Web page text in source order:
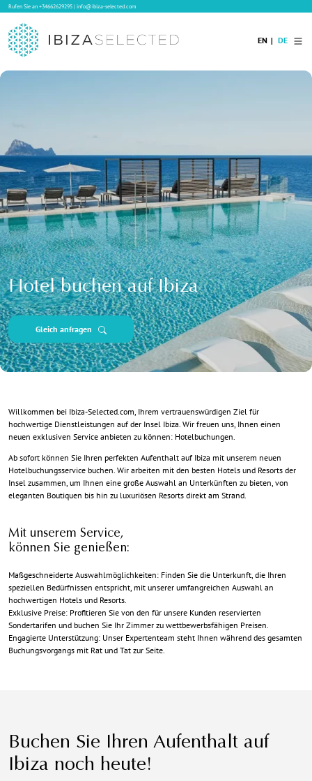
Rufen Sie an+34662629295|info@ibiza-selected.com
Langzeitvermietung auf Ibiza
Verkauf
Blog
Services
Kontakt
EN DE
Hotel buchen auf Ibiza
Gleich anfragen
Willkommen bei Ibiza-Selected.com, Ihrem vertrauenswürdigen Ziel für
hochwertige Dienstleistungen auf der Insel Ibiza. Wir freuen uns, Ihnen einen
neuen exklusiven Service anbieten zu können: Hotelbuchungen.
Ab sofort können Sie Ihren perfekten Aufenthalt auf Ibiza mit unserem neuen
Hotelbuchungsservice buchen. Wir arbeiten mit den besten Hotels und Resorts der
Insel zusammen, um Ihnen eine große Auswahl an Unterkünften zu bieten, von
eleganten Boutiquen bis hin zu luxuriösen Resorts direkt am Strand.
Mit unserem Service,
können Sie genießen:
Maßgeschneiderte Auswahlmöglichkeiten: Finden Sie die Unterkunft, die Ihren
speziellen Bedürfnissen entspricht, mit unserer umfangreichen Auswahl an
hochwertigen Hotels und Resorts.
Exklusive Preise: Profitieren Sie von den für unsere Kunden reservierten
Sondertarifen und buchen Sie Ihr Zimmer zu wettbewerbsfähigen Preisen.
Engagierte Unterstützung: Unser Expertenteam steht Ihnen während des gesamten
Buchungsvorgangs mit Rat und Tat zur Seite.
Buchen Sie Ihren Aufenthalt auf
Ibiza noch heute!